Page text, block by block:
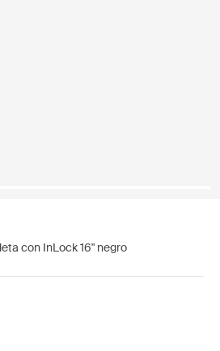
con InLock 16" negro
16" Negro (selected)